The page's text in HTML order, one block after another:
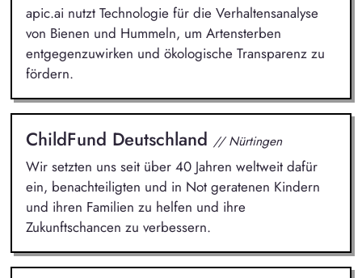
apic.ai nutzt Technologie für die Verhaltensanalyse
von Bienen und Hummeln, um Artensterben
entgegenzuwirken und ökologische Transparenz zu
fördern.
ChildFund Deutschland // Nürtingen
Wir setzten uns seit über 40 Jahren weltweit dafür
ein, benachteiligten und in Not geratenen Kindern
und ihren Familien zu helfen und ihre
Zukunftschancen zu verbessern.